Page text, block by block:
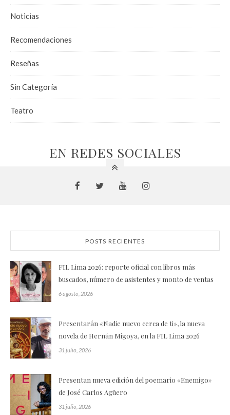
Noticias
Recomendaciones
Reseñas
Sin Categoría
Teatro
EN REDES SOCIALES
POSTS RECIENTES
FIL Lima 2026: reporte oficial con libros más
buscados, número de asistentes y monto de ventas
6 agosto, 2026
Presentarán «Nadie nuevo cerca de ti», la nueva
novela de Hernán Migoya, en la FIL Lima 2026
31 julio, 2026
Presentan nueva edición del poemario «Enemigo»
de José Carlos Agüero
31 julio, 2026